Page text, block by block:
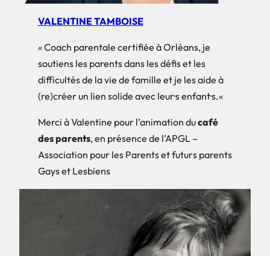
VALENTINE TAMBOISE
«Coach parentale certifiée à Orléans, je
soutiens les parents dans les défis et les
difficultés de la vie de famille et je les aide à
(re)créer un lien solide avec leur·s enfant·s.«
Merci à Valentine pour l’animation ducafé
des parents, en présence de l’APGL –
Association pour les Parents et futurs parents
Gays et Lesbiens